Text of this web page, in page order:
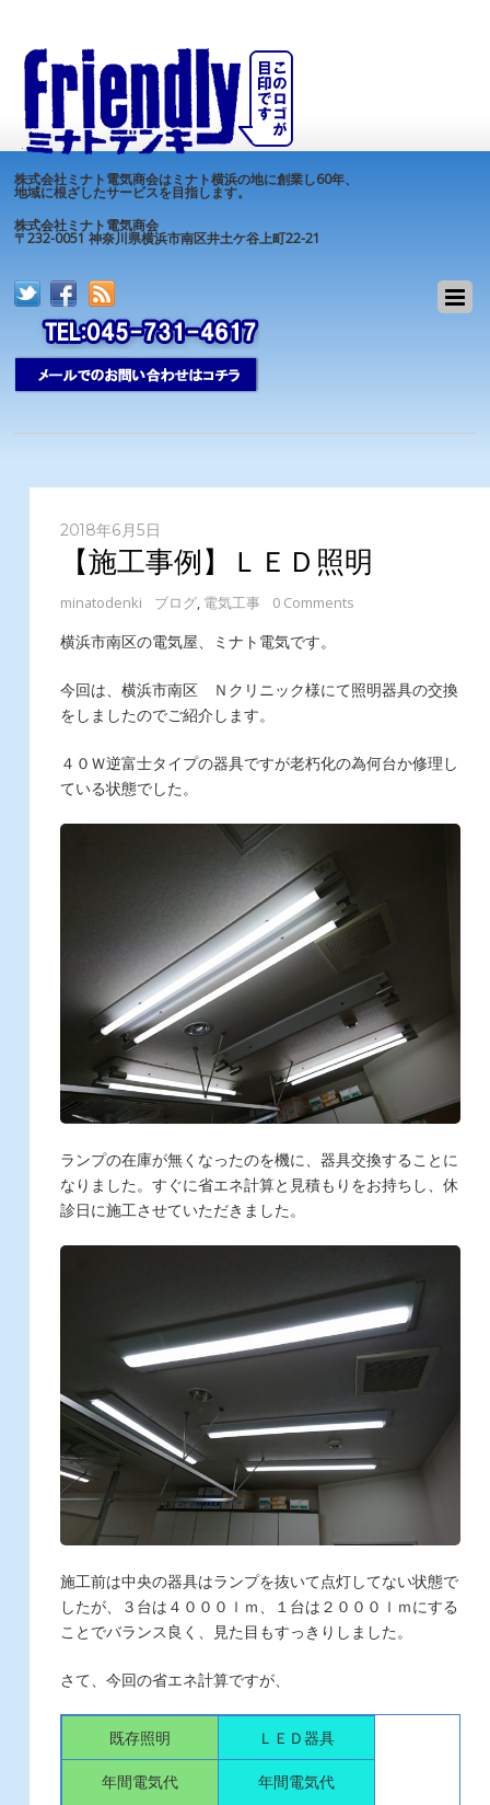
株式会社ミナト電気商会はミナト横浜の地に創業し60年、
地域に根ざしたサービスを目指します。
株式会社ミナト電気商会
〒232-0051 神奈川県横浜市南区井土ケ谷上町22-21
2018年6月5日
【施工事例】ＬＥＤ照明
minatodenki ブログ, 電気工事 0 Comments
横浜市南区の電気屋、ミナト電気です。
今回は、横浜市南区 Ｎクリニック様にて照明器具の交換
をしましたのでご紹介します。
４０Ｗ逆富士タイプの器具ですが老朽化の為何台か修理し
ている状態でした。
ランプの在庫が無くなったのを機に、器具交換することに
なりました。すぐに省エネ計算と見積もりをお持ちし、休
診日に施工させていただきました。
施工前は中央の器具はランプを抜いて点灯してない状態で
したが、３台は４０００ｌｍ、１台は２０００ｌｍにする
ことでバランス良く、見た目もすっきりしました。
さて、今回の省エネ計算ですが、
既存照明 ＬＥＤ器具
年間電気代 年間電気代